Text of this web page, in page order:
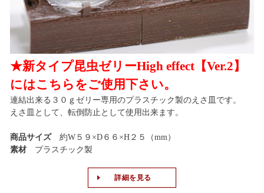
★新タイプ昆虫ゼリーHigh effect【Ver.2】
にはこちらをご使用下さい。
連結出来る３０ｇゼリー専用のプラスチック製のえさ皿です。
えさ皿として、転倒防止として使用出来ます。
商品サイズ約W５９×D６６×H２５（mm）
素材プラスチック製
詳細を見る